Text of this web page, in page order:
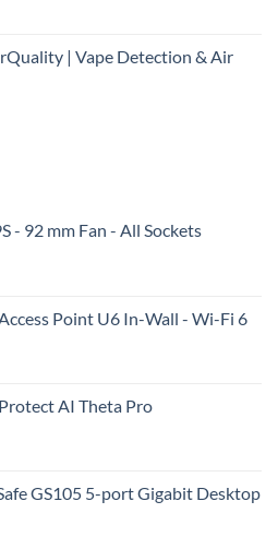
| Vape Detection & Air
- 92 mm Fan - All Sockets
Point U6 In-Wall - Wi-Fi 6
AI Theta Pro
GS105 5-port Gigabit Desktop